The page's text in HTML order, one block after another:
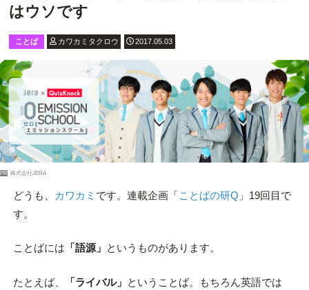
はウソです
ことば カワカミタクロウ 2017.05.03
PR 株式会社JERA
どうも、 カワカミ です。連載企画「ことばの研Q 」19回目で
す。
ことばには 「語源」 というものがあります。
たとえば、 「ライバル」 ということば。もちろん英語では